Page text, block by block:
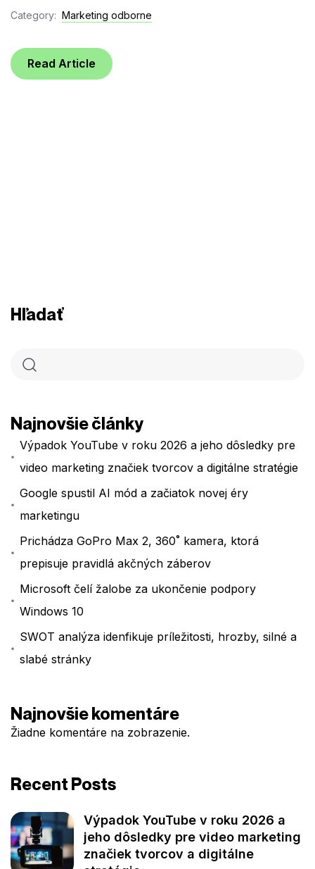
Category: Marketing odborne
Read Article
Hľadať
Najnovšie články
Výpadok YouTube v roku 2026 a jeho dôsledky pre
video marketing značiek tvorcov a digitálne stratégie
Google spustil AI mód a začiatok novej éry
marketingu
Prichádza GoPro Max 2, 360˚ kamera, ktorá
prepisuje pravidlá akčných záberov
Microsoft čelí žalobe za ukončenie podpory
Windows 10
SWOT analýza idenfikuje príležitosti, hrozby, silné a
slabé stránky
Najnovšie komentáre
Žiadne komentáre na zobrazenie.
Recent Posts
Výpadok YouTube v roku 2026 a
jeho dôsledky pre video marketing
značiek tvorcov a digitálne